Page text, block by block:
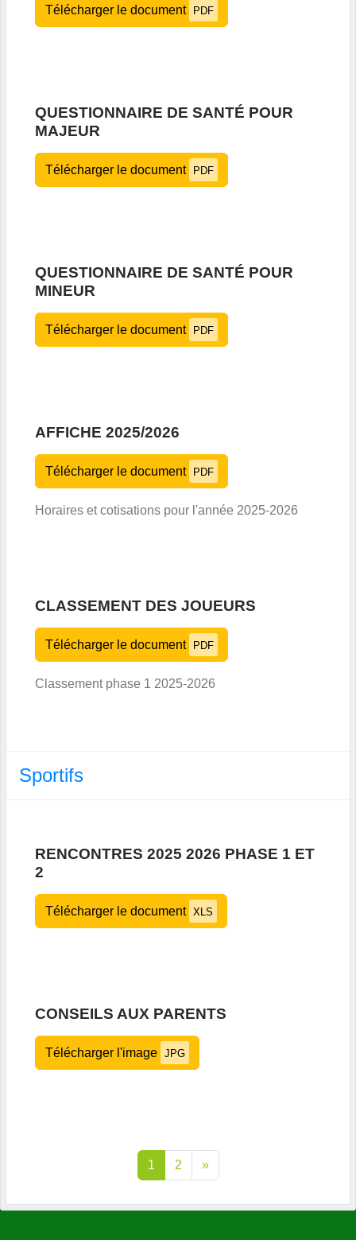
Télécharger le document PDF
QUESTIONNAIRE DE SANTÉ POUR
MAJEUR
Télécharger le document PDF
QUESTIONNAIRE DE SANTÉ POUR
MINEUR
Télécharger le document PDF
AFFICHE 2025/2026
Télécharger le document PDF
Horaires et cotisations pour l'année 2025-2026
CLASSEMENT DES JOUEURS
Télécharger le document PDF
Classement phase 1 2025-2026
Sportifs
RENCONTRES 2025 2026 PHASE 1 ET
2
Télécharger le document XLS
CONSEILS AUX PARENTS
Télécharger l'image JPG
1 2 »